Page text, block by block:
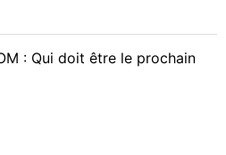
: Qui doit être le prochain